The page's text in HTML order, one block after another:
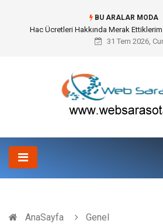
BU ARALAR MODA
Öneri Sistemi ile Kurumsal
31 Tem 2026,
AnaSayfa
Genel